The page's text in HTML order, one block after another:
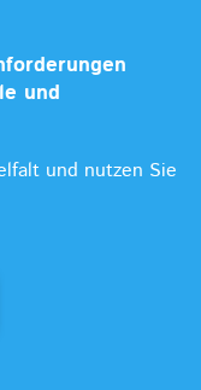
und
und nutzen Sie